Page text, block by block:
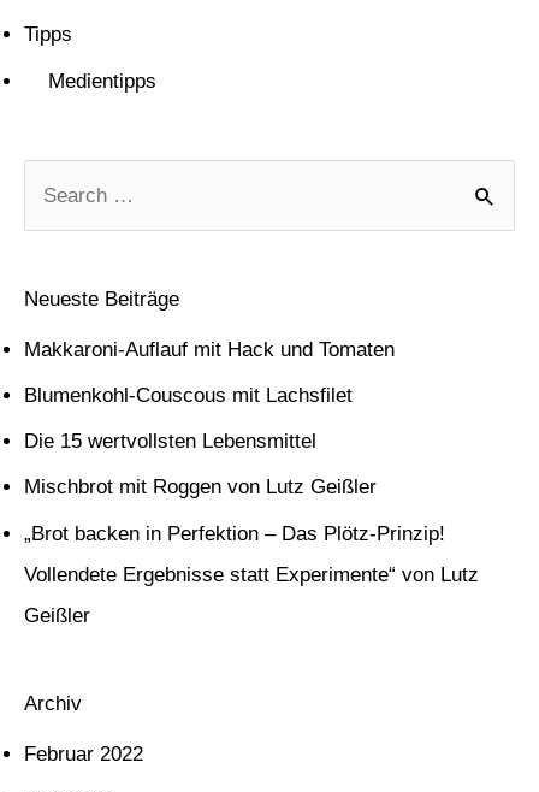
Tipps
Medientipps
n
n
a
c
h
:
Neueste Beiträge
Makkaroni-Auflauf mit Hack und Tomaten
Blumenkohl-Couscous mit Lachsfilet
Die 15 wertvollsten Lebensmittel
Mischbrot mit Roggen von Lutz Geißler
„Brot backen in Perfektion – Das Plötz-Prinzip!
Vollendete Ergebnisse statt Experimente“ von Lutz
Geißler
Archiv
Februar 2022